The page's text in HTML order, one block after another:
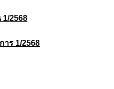
1/2568
าร 1/2568